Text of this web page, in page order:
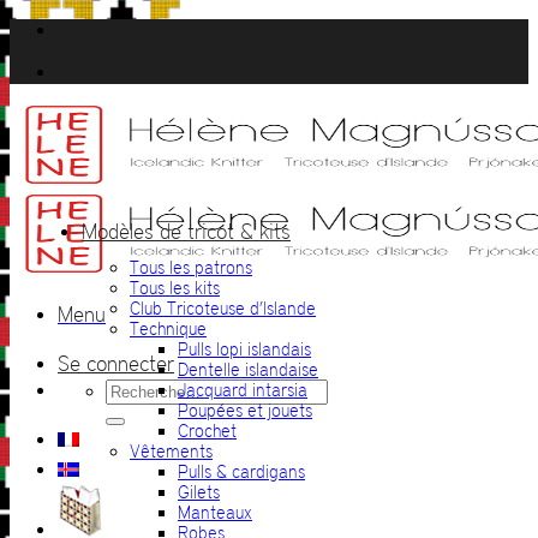
Passer
au
contenu
Menu
Se connecter
Recherche
pour :
Modèles de tricot & kits
Tous les patrons
Tous les kits
Club Tricoteuse d’Islande
Technique
Pulls lopi islandais
Dentelle islandaise
Jacquard intarsia
Poupées et jouets
Crochet
Vêtements
Pulls & cardigans
Gilets
Manteaux
Robes